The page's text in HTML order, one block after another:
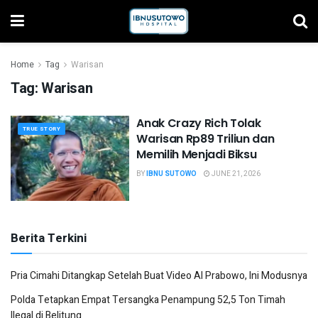
Home Tag Warisan
Tag:Warisan
TRUE STORY
Anak Crazy Rich Tolak
Warisan Rp89 Triliun dan
Memilih Menjadi Biksu
BYIBNU SUTOWO JUNE 21, 2026
Berita Terkini
Pria Cimahi Ditangkap Setelah Buat Video AI Prabowo, Ini Modusnya
Polda Tetapkan Empat Tersangka Penampung 52,5 Ton Timah